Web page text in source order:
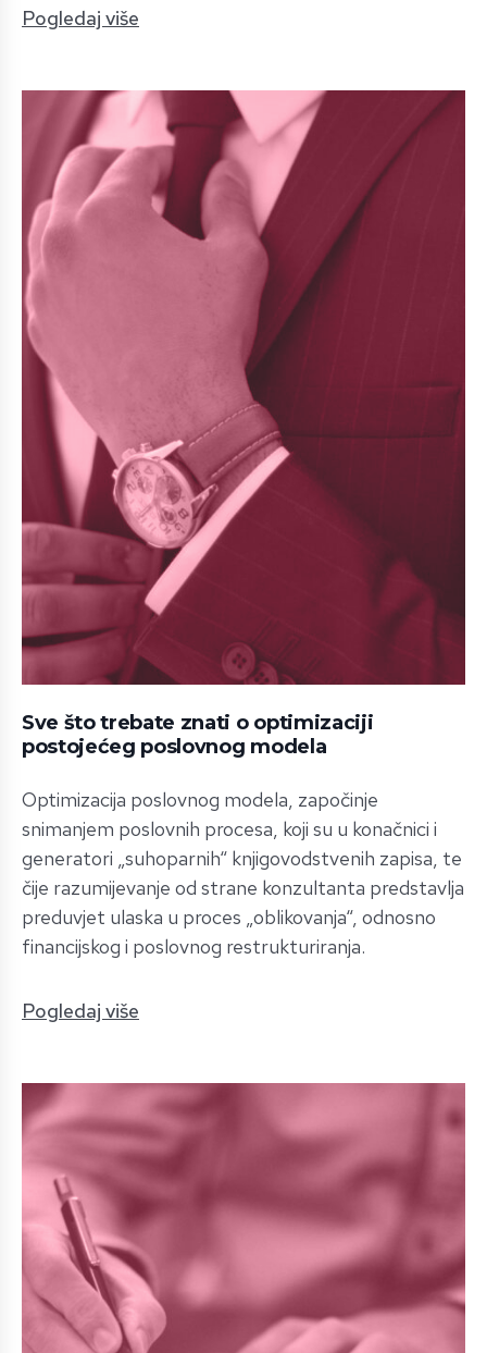
Pogledaj više
Sve što trebate znati o optimizaciji
postojećeg poslovnog modela
Optimizacija poslovnog modela, započinje
snimanjem poslovnih procesa, koji su u konačnici i
generatori „suhoparnih“ knjigovodstvenih zapisa, te
čije razumijevanje od strane konzultanta predstavlja
preduvjet ulaska u proces „oblikovanja“, odnosno
financijskog i poslovnog restrukturiranja.
Pogledaj više